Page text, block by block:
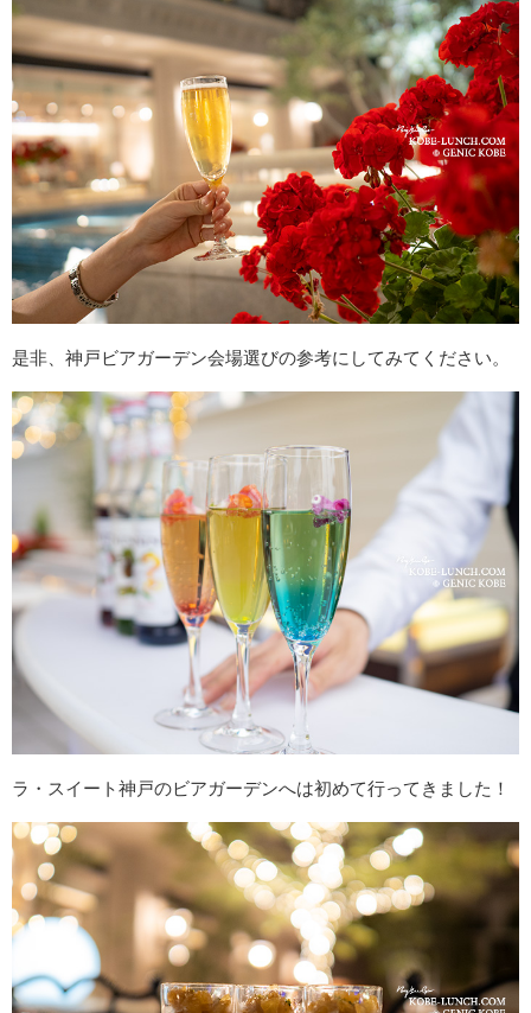
是非、神戸ビアガーデン会場選びの参考にしてみてください。
ラ・スイート神戸のビアガーデンへは初めて行ってきました！